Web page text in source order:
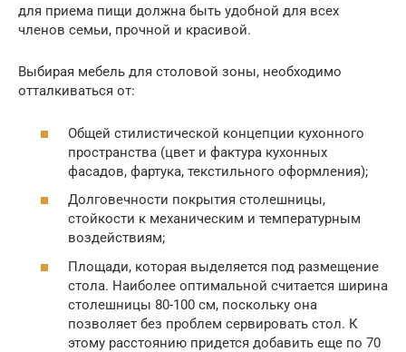
для приема пищи должна быть удобной для всех
членов семьи, прочной и красивой.
Выбирая мебель для столовой зоны, необходимо
отталкиваться от:
Общей стилистической концепции кухонного
пространства (цвет и фактура кухонных
фасадов, фартука, текстильного оформления);
Долговечности покрытия столешницы,
стойкости к механическим и температурным
воздействиям;
Площади, которая выделяется под размещение
стола. Наиболее оптимальной считается ширина
столешницы 80-100 см, поскольку она
позволяет без проблем сервировать стол. К
этому расстоянию придется добавить еще по 70